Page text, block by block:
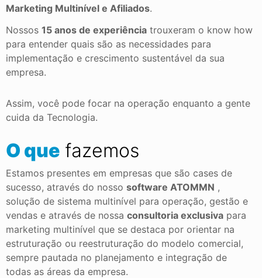
Marketing Multinível e Afiliados.
Nossos 15 anos de experiência trouxeram o know how
para entender quais são as necessidades para
implementação e crescimento sustentável da sua
empresa.
Assim, você pode focar na operação enquanto a gente
cuida da Tecnologia.
O que fazemos
Estamos presentes em empresas que são cases de
sucesso, através do nosso software ATOMMN ,
solução de sistema multinível para operação, gestão e
vendas e através de nossa consultoria exclusiva para
marketing multinível que se destaca por orientar na
estruturação ou reestruturação do modelo comercial,
sempre pautada no planejamento e integração de
todas as áreas da empresa.